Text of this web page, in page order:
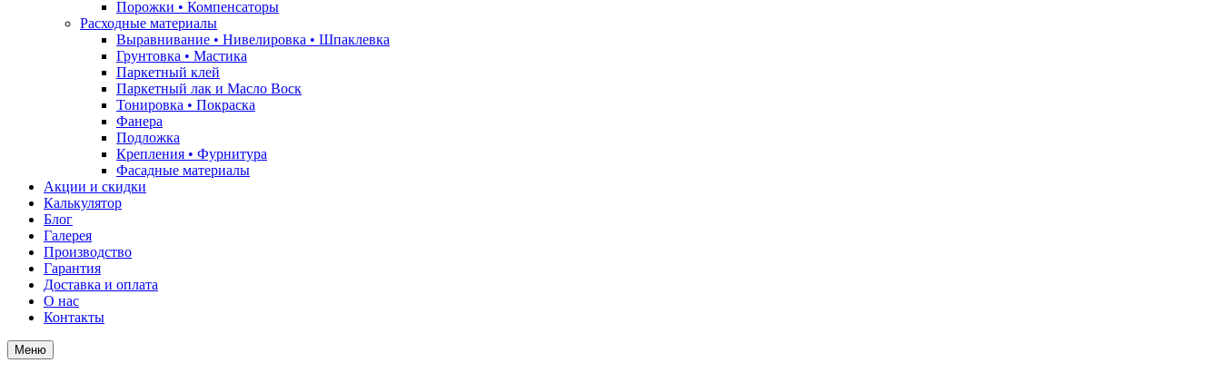
Порожки • Компенсаторы
Расходные материалы
Выравнивание • Нивелировка • Шпаклевка
Грунтовкa • Мастика
Паркетный клей
Паркетный лак и Масло Воск
Тонировка • Покраска
Фанера
Подложка
Крепления • Фурнитура
Фасадные материалы
Акции и скидки
Калькулятор
Блог
Галерея
Производство
Гарантия
Доставка и оплата
О нас
Контакты
Меню